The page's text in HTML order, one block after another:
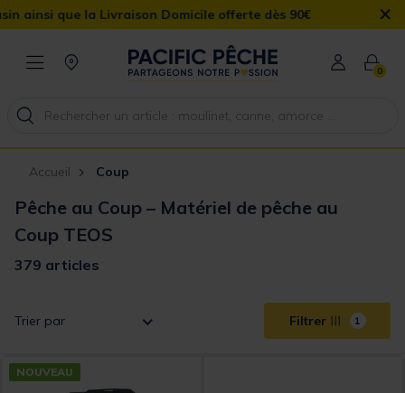
offerte dès 90€ ×
0
Accueil Coup
Pêche au Coup – Matériel de pêche au
Coup TEOS
379 articles
Trier par Filtrer 1
NOUVEAU